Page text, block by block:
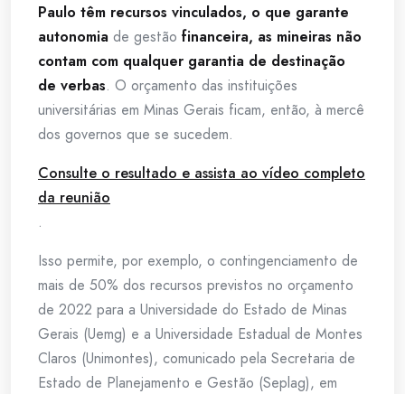
Paulo têm recursos vinculados, o que garante
autonomia de gestão financeira, as mineiras não
contam com qualquer garantia de destinação
de verbas. O orçamento das instituições
universitárias em Minas Gerais ficam, então, à mercê
dos governos que se sucedem.
Consulte o resultado e assista ao vídeo completo
da reunião
.
Isso permite, por exemplo, o contingenciamento de
mais de 50% dos recursos previstos no orçamento
de 2022 para a Universidade do Estado de Minas
Gerais (Uemg) e a Universidade Estadual de Montes
Claros (Unimontes), comunicado pela Secretaria de
Estado de Planejamento e Gestão (Seplag), em